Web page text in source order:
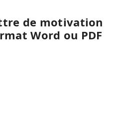
de motivation
Word ou PDF